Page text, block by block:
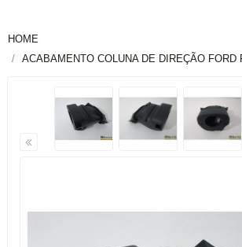
HOME
ACABAMENTO COLUNA DE DIREÇÃO FORD